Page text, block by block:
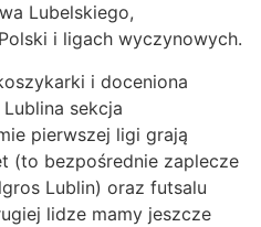
Lubelskiego,
i ligach wyczynowych.
i doceniona
sekcja
pierwszej ligi grają
(to bezpośrednie zaplecze
Lublin) oraz futsalu
lidze mamy jeszcze